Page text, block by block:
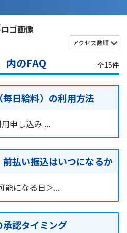
アクセス数順
内のFAQ 全15件
日給料）の利用方法
申し込み ...
払い振込はいつになるか
能になる日＞...
認タイミング